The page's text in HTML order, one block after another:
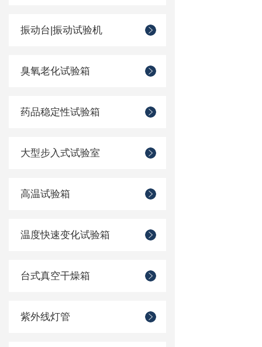
振动台|振动试验机
臭氧老化试验箱
药品稳定性试验箱
大型步入式试验室
高温试验箱
温度快速变化试验箱
台式真空干燥箱
紫外线灯管